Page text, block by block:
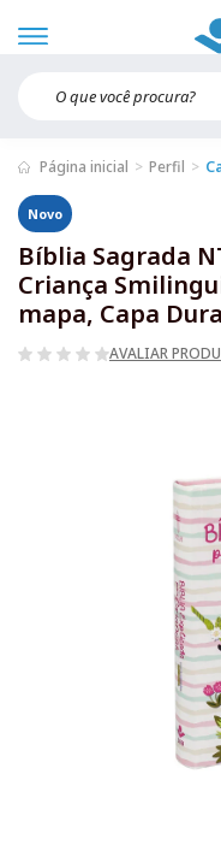
Página inicial Perfil
Novo
Bíblia Sagrada
Criança
mapa, Capa
AVALIAR